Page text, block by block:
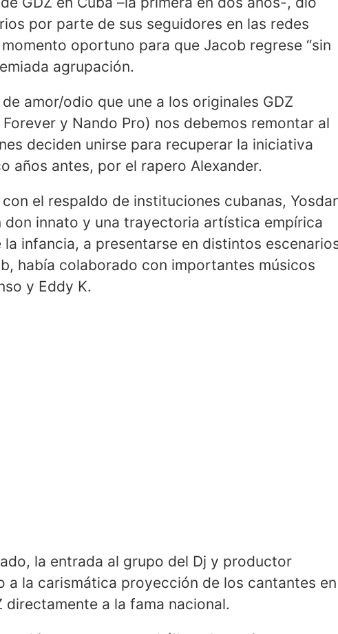
por parte de sus seguidores en las redes
oportuno para que Jacob regrese “sin
agrupación.
amor/odio que une a los originales GDZ
y Nando Pro) nos debemos remontar al
deciden unirse para recuperar la iniciativa
años antes, por el rapero Alexander.
el respaldo de instituciones cubanas,
don innato y una trayectoria artística empírica
infancia, a presentarse en distintos
había colaborado con importantes músicos
y Eddy K.
la entrada al grupo del Dj y productor
a la carismática proyección de los cantantes en
directamente a la fama nacional.